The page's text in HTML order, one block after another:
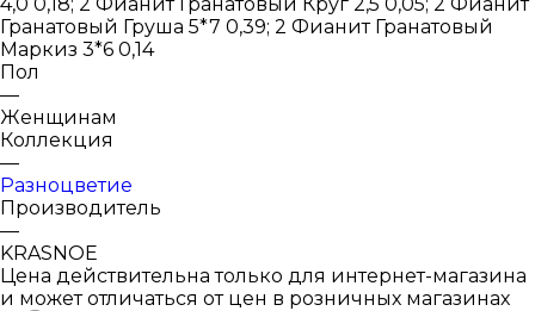
Гранатовый Груша 5*7 0,39; 2 Фианит Гранатовый
Маркиз 3*6 0,14
Пол
—
Женщинам
Коллекция
—
Разноцветие
Производитель
—
KRASNOE
Цена действительна только для интернет-магазина
и может отличаться от цен в розничных магазинах